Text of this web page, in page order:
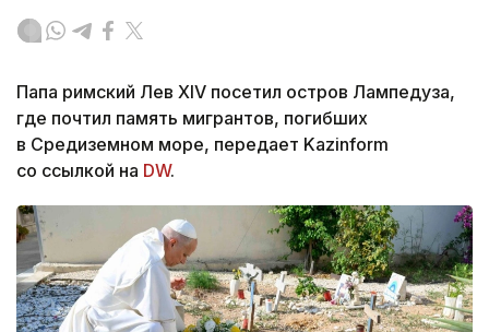
Папа римский Лев XIV посетил остров Лампедуза,
где почтил память мигрантов, погибших
в Средиземном море, передает Kazinform
со ссылкой на DW.